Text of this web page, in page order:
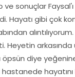
sonuçlar
Hayatı gibi çok
Heyetin
öpsün diye